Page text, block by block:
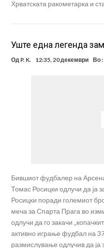
Хрватската ракометарка и
Уште една легенда
Од P. K. 12:35, 20 декември Во :
Бившиот фудбалер на
Томас Росицки одлучи да ја
Росицки поради големиот
меча за Спарта Прага во
одлучи да го закачи
активно играње фудбал на
размислување одлучив да